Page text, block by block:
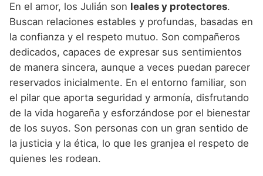
En el amor, los Julián son leales y protectores.
Buscan relaciones estables y profundas, basadas en
la confianza y el respeto mutuo. Son compañeros
dedicados, capaces de expresar sus sentimientos
de manera sincera, aunque a veces puedan parecer
reservados inicialmente. En el entorno familiar, son
el pilar que aporta seguridad y armonía, disfrutando
de la vida hogareña y esforzándose por el bienestar
de los suyos. Son personas con un gran sentido de
la justicia y la ética, lo que les granjea el respeto de
quienes les rodean.